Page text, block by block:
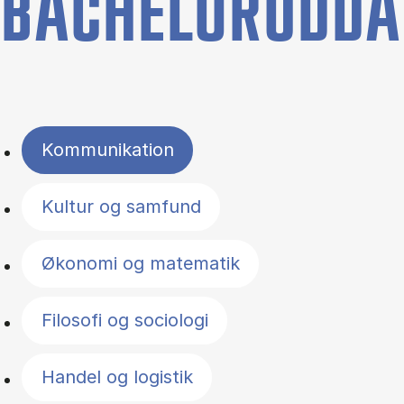
Filter by topics
Kommunikation
Kultur og samfund
Økonomi og matematik
Filosofi og sociologi
Handel og logistik